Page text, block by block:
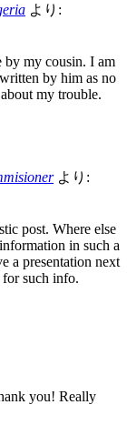
より:
by my cousin. I am
by him as no
my trouble.
より:
post. Where else
in such a
a presentation next
for such info.
you! Really